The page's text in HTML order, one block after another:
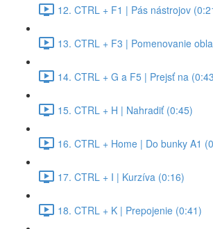
12. CTRL + F1 | Pás nástrojov
13. CTRL + F3 | Pomenovanie
14. CTRL + G a F5 | Prejsť na
15. CTRL + H | Nahradiť (0:45)
16. CTRL + Home | Do bunky A1
17. CTRL + I | Kurzíva (0:16)
18. CTRL + K | Prepojenie (0:41)